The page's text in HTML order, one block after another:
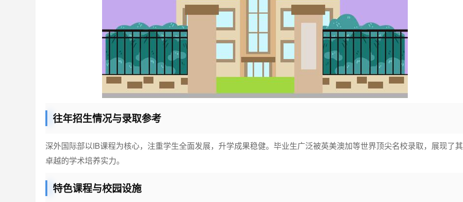
往年招生情况与录取参考
深外国际部以IB课程为核心，注重学生全面发展，升学成果稳健。毕业生广泛被英美澳加等世界顶尖名校录取，展现了其
卓越的学术培养实力。
特色课程与校园设施